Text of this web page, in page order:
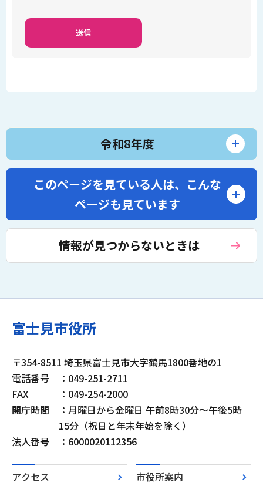
令和8年度
このページを見ている人は、 こんな
ページも見ています
情報が見つからないときは
富士見市役所
〒354-8511 埼玉県富士見市大字鶴馬1800番地の1
電話番号
：049-251-2711
FAX
：049-254-2000
開庁時間
：月曜日から金曜日 午前8時30分～午後5時
15分（祝日と年末年始を除く）
法人番号
：6000020112356
アクセス 市役所案内